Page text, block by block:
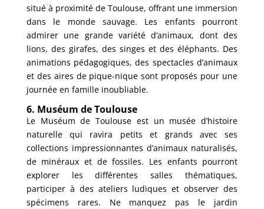
situé à proximité de Toulouse, offrant une immersion
dans le monde sauvage. Les enfants pourront
admirer une grande variété d’animaux, dont des
lions, des girafes, des singes et des éléphants. Des
animations pédagogiques, des spectacles d’animaux
et des aires de pique-nique sont proposés pour une
journée en famille inoubliable.
6. Muséum de Toulouse
Le Muséum de Toulouse est un musée d’histoire
naturelle qui ravira petits et grands avec ses
collections impressionnantes d’animaux naturalisés,
de minéraux et de fossiles. Les enfants pourront
explorer les différentes salles thématiques,
participer à des ateliers ludiques et observer des
spécimens rares. Ne manquez pas le jardin